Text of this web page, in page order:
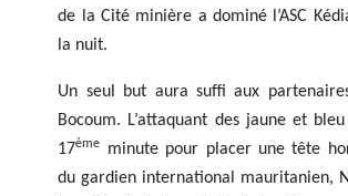
de la Cité minière a dominé l’ASC
la nuit.
Un seul but aura suffi aux
Bocoum. L’attaquant des jaune et
17ème
minute pour placer une tête
du gardien international mauritanien,